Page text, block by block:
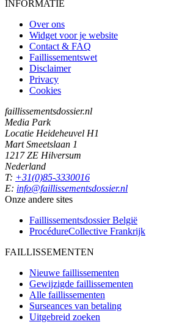
INFORMATIE
Over ons
Widget voor je website
Contact & FAQ
Faillissementswet
Disclaimer
Privacy
Cookies
faillissementsdossier.nl
Media Park
Locatie Heideheuvel H1
Mart Smeetslaan 1
1217 ZE Hilversum
Nederland
T: +31(0)85-3330016
E: info@faillissementsdossier.nl
Onze andere sites
Faillissementsdossier België
ProcédureCollective Frankrijk
FAILLISSEMENTEN
Nieuwe faillissementen
Gewijzigde faillissementen
Alle faillissementen
Surseances van betaling
Uitgebreid zoeken